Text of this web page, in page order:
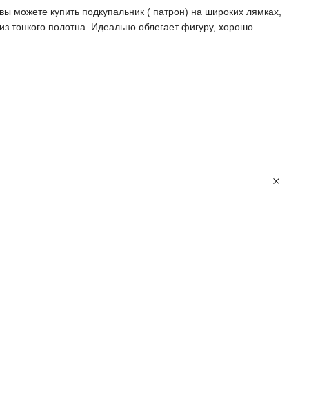
можете купить подкупальник ( патрон) на широких лямках,
тонкого полотна. Идеально облегает фигуру, хорошо
благодаря обработке краев силиконовой лентой.
залах и на открытом воздухе. Незаменимый аксессуар